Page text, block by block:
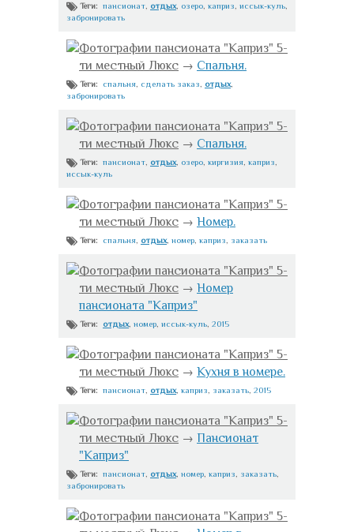
Теги: пансионат отдых, озеро каприз иссык-куль
забронировать
Фотографии пансионата "Каприз" 5-
ти местный Люкс → Спальня.
Теги: спальня сделать заказ отдых,
забронировать
Фотографии пансионата "Каприз" 5-
ти местный Люкс → Спальня.
Теги: пансионат отдых, озеро киргизия каприз
иссык-куль
Фотографии пансионата "Каприз" 5-
ти местный Люкс → Номер.
Теги: спальня отдых, номер каприз заказать
Фотографии пансионата "Каприз" 5-
ти местный Люкс → Номер
пансионата "Каприз"
Теги: отдых, номер иссык-куль 2015
Фотографии пансионата "Каприз" 5-
ти местный Люкс → Кухня в номере.
Теги: пансионат отдых, каприз заказать 2015
Фотографии пансионата "Каприз" 5-
ти местный Люкс → Пансионат
"Каприз"
Теги: пансионат отдых, номер каприз заказать
забронировать
Фотографии пансионата "Каприз" 5-